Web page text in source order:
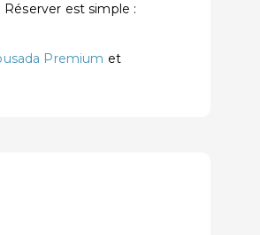
est simple :
Premium et